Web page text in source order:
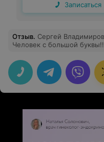
Записаться
Отзыв. Сергей
Человек с большой
Прием проходил в